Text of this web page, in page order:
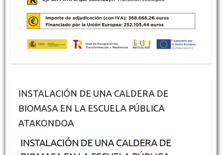
INSTALACIÓN DE UNA CALDERA DE
BIOMASA EN LA ESCUELA PÚBLICA
ATAKONDOA